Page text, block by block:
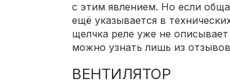
с этим явлением. Но если
ещё указывается в
щелчка реле уже не
можно узнать лишь из
ВЕНТИЛЯТОР